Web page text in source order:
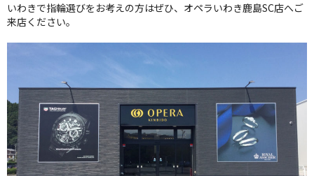
いわきで指輪選びをお考えの方はぜひ、オペラいわき鹿島SC店へご
来店ください。